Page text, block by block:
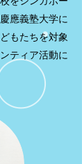
應義塾大学に
もたちを対象
ティア活動に